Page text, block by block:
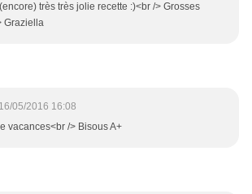
très très jolie recette :)<br /> Grosses
Graziella
16/05/2016 16:08
vacances<br /> Bisous A+